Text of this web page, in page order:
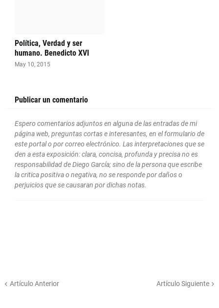
Política, Verdad y ser
humano. Benedicto XVI
May 10, 2015
Publicar un comentario
Espero comentarios adjuntos en alguna de las entradas de mi
página web, preguntas cortas e interesantes, en el formulario de
este portal o por correo electrónico. Las interpretaciones que se
den a esta exposición: clara, concisa, profunda y precisa no es
responsabilidad de Diego García; sino de la persona que escribe
la critica positiva o negativa, no se responde por daños o
perjuicios que se causaran por dichas notas.
Artículo Anterior Artículo Siguiente